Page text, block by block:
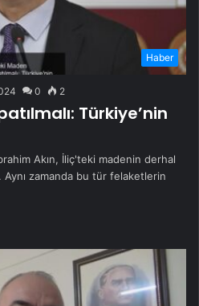
Haber
0 2
Türkiye’nin
Akın, İliç'teki madenin derhal
Aynı zamanda bu tür felaketlerin